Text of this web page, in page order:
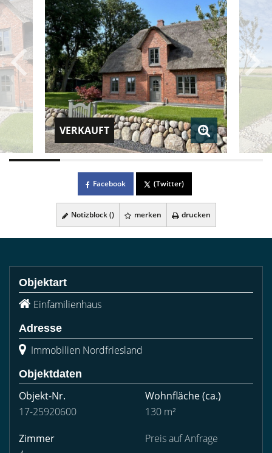
VERKAUFT
Facebook (Twitter)
Notizblock () merken drucken
Objektart
Einfamilienhaus
Adresse
Immobilien Nordfriesland
Objektdaten
Objekt-Nr.
17-25920600
Wohnfläche(ca.)
130 m²
Zimmer
Preis auf Anfrage